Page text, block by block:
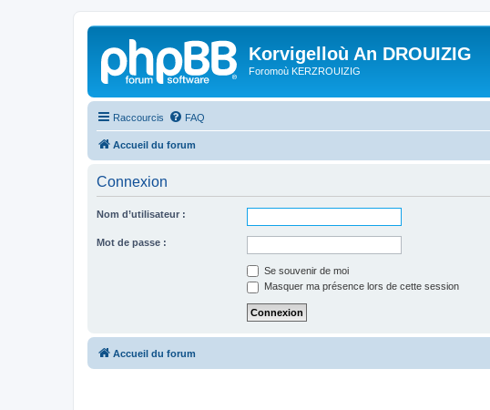
Korvigelloù An DROUIZIG
Foromoù KERZROUIZIG
Raccourcis FAQ
Accueil du forum
Connexion
Nom d’utilisateur :
Mot de passe :
Se souvenir de moi
Masquer ma présence lors de cette session
Accueil du forum